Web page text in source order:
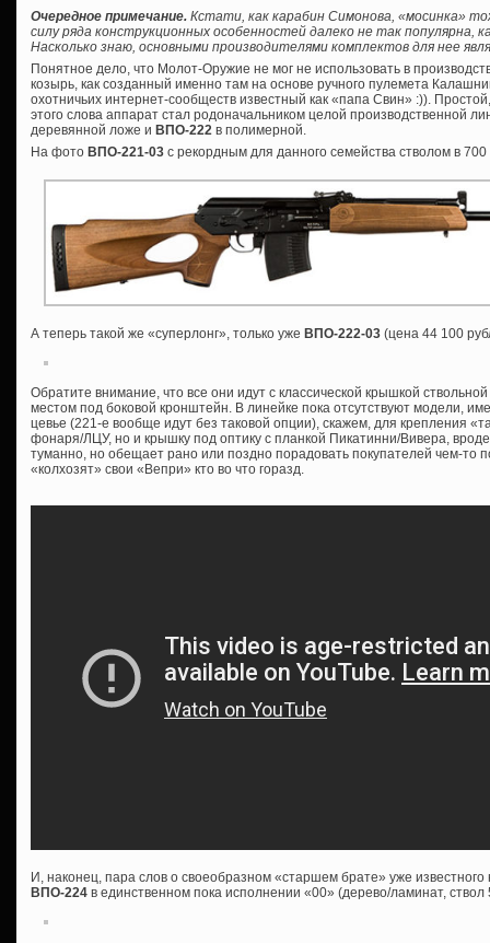
Очередное примечание. Кстати, как карабин Симонова, «мосинка»
силу ряда конструкционных особенностей далеко не так популярна,
Насколько знаю, основными производителями комплектов для нее
Понятное дело, что Молот-Оружие не мог не использовать в
козырь, как созданный именно там на основе ручного пулемета
охотничьих интернет-сообществ известный как «папа Свин» :)).
этого слова аппарат стал родоначальником целой производственной
деревянной ложе и ВПО-222 в полимерной.
На фото ВПО-221-03 с рекордным для данного семейства стволом в
А теперь такой же «суперлонг», только уже ВПО-222-03 (цена 44 100
Обратите внимание, что все они идут с классической крышкой
местом под боковой кронштейн. В линейке пока отсутствуют модели,
цевье (221-е вообще идут без таковой опции), скажем, для крепления
фонаря/ЛЦУ, но и крышку под оптику с планкой Пикатинни/Вивера,
туманно, но обещает рано или поздно порадовать покупателей чем-то
«колхозят» свои «Вепри» кто во что горазд.
И, наконец, пара слов о своеобразном «старшем брате» уже
ВПО-224 в единственном пока исполнении «00» (дерево/ламинат,